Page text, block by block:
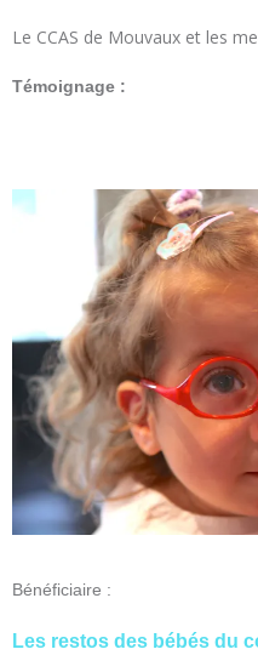
Le CCAS de Mouvaux et les
Témoignage :
Bénéficiaire :
Les restos des bébés du